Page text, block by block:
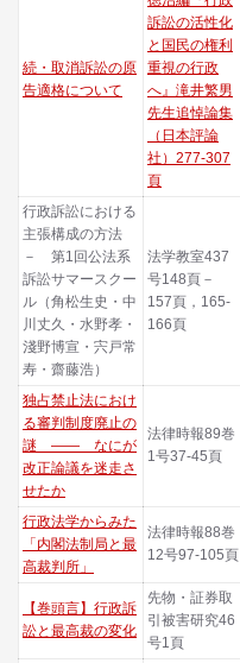
続・取消訴訟の原
告適格について
訴訟の活性化
と国民の権利
重視の行政
へ』滝井繁男
先生追悼論集
（日本評論
社）277-307
頁
行政訴訟における
主張構成の方法
－ 第1回公法系
訴訟サマースクー
ル（角松生史・中
川丈久・水野孝・
淺野博宣・宍戸常
寿・齋藤浩）
法学教室437
号148頁－
157頁，165-
166頁
独占禁止法におけ
る審判制度廃止の
謎 ―― なにが
改正論議を迷走さ
せたか
法律時報89巻
1号37-45頁
行政法学からみた
「内閣法制局と最
高裁判所」
法律時報88巻
12号97-105頁
【巻頭言】行政訴
訟と最高裁の変化
先物・証券取
引被害研究46
号1頁